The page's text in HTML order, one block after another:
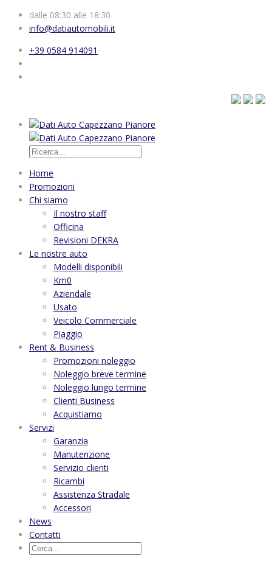
dalle 08:30 alle 18:30
info@datiautomobili.it
+39 0584 914091
Home
Promozioni
Chi siamo
Il nostro staff
Officina
Revisioni DEKRA
Le nostre auto
Modelli disponibili
Km0
Aziendale
Usato
Veicolo Commerciale
Piaggio
Rent & Business
Promozioni noleggio
Noleggio breve termine
Noleggio lungo termine
Clienti Business
Acquistiamo
Servizi
Garanzia
Manutenzione
Servizio clienti
Ricambi
Assistenza Stradale
Accessori
News
Contatti